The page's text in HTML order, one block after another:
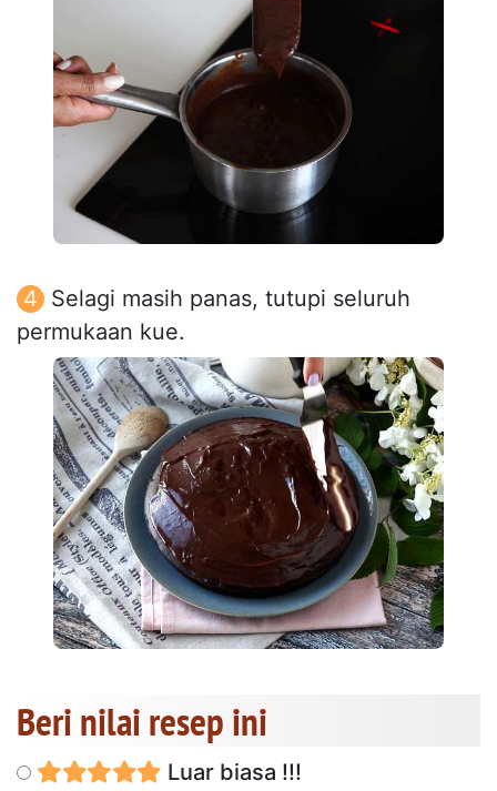
Selagi masih panas, tutupi seluruh
permukaan kue.
Beri nilai resep ini
Luar biasa !!!